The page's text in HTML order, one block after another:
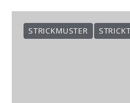
STRICKMUSTER